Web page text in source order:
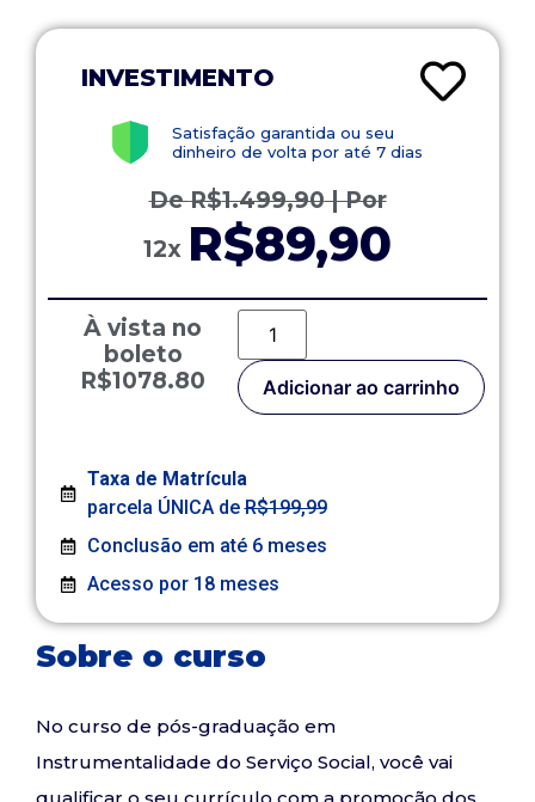
INVESTIMENTO
Satisfação garantida ou seu
dinheiro de volta por até 7 dias
DeR$1.499,90| Por
12x R$89,90
À vista no
boleto
R$1078.80
Adicionar ao carrinho
Taxa de Matrícula
parcela ÚNICA deR$199,99
Conclusão em até 6 meses
Acesso por 18 meses
Sobre o curso
No curso de pós-graduação em
Instrumentalidade do Serviço Social, você vai